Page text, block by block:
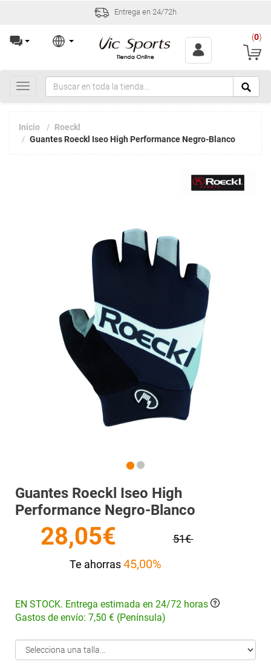
Entrega en 24/72h
(0)
Toggle
navigation
Inicio
Roeckl
Guantes Roeckl Iseo High Performance Negro-Blanco
Guantes Roeckl Iseo High
Performance Negro-Blanco
28,05€
51€
Te ahorras45,00%
EN STOCK. Entrega estimada en 24/72 horas
Gastos de envío: 7,50 € (Península)